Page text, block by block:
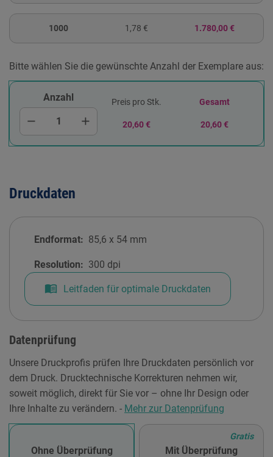
1000 1,78 € 1.780,00 €
Bitte wählen Sie die gewünschte Anzahl der Exemplare aus:
Anzahl
remove add
Preis pro Stk.
20,60 €
Gesamt
20,60 €
Druckdaten
Endformat: 85,6 x 54 mm
Resolution: 300 dpi
menu_book Leitfaden für optimale Druckdaten
Datenprüfung
Unsere Druckprofis prüfen Ihre Druckdaten persönlich vor
dem Druck. Drucktechnische Korrekturen nehmen wir,
soweit möglich, direkt für Sie vor – ohne Ihr Design oder
Ihre Inhalte zu verändern. - Mehr zur Datenprüfung
Ohne Überprüfung Mit Überprüfung
Gratis